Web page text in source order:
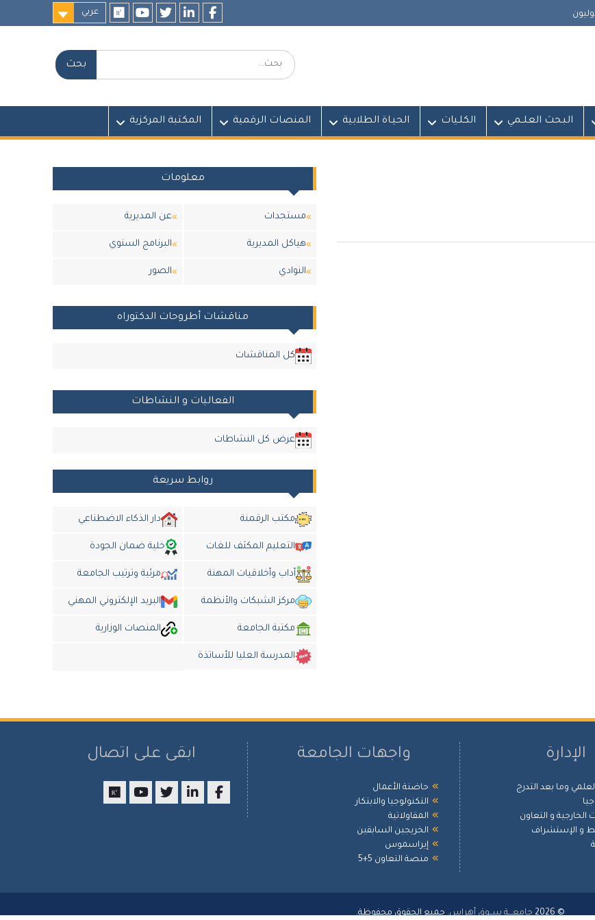
عربي
بحث:
البـحث العلــمي الكلـيات الحيـاة الطلابية المنصات الرقمية المكتبة المركزية
معلومات
مستجدات عن المديرية
هياكل المديرية البرنامج السنوي
النوادي الصور
مناقشات أطروحات الدكتوراه
كل المناقشات
الفعاليات و النشاطات
عرض كل النشاطات
روابط سريعة
مكتب الرقمنة دار الذكاء الاضطناعي
التعليم المكثف للغات خلية ضمان الجودة
أداب وأخلاقيات المهنة مرئية وترتيب الجامعة
مركز الشبكات والأنظمة البريد الإلكتروني المهني
مكتبة الجامعة المنصات الوزارية
المدرسة العليا للأساتذة
الإدارة
وما بعد التدرج
الخارجية و التعاون
و الإستشراف
واجهات الجامعة
حاضنة الأعمال
التكنولوجيا والابتكار
المقاولاتية
الخريجين السابقين
إيراسموس
منصة التعاون 5+5
ابقى على اتصال
© 2026 جامعـــة ســوق أهراس. جميع الحقوق محفوظة.